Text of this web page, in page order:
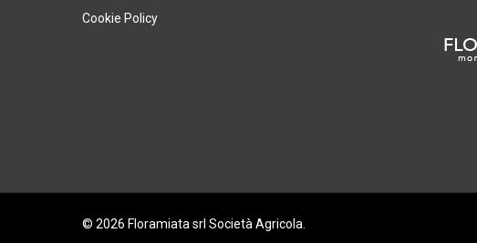
Cookie Policy
© 2026 Floramiata srl Società Agricola.